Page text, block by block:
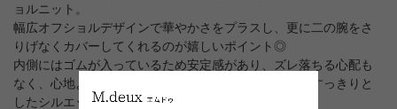
ョルニット。
幅広オフショルデザインで華やかさをプラスし、更に二の腕をさ
りげなくカバーしてくれるのが嬉しいポイント◎
内側にはゴムが入っているため安定感があり、ズレ落ちる心配も
なく、心地よいフィット感のあるリブニット素材で、すっきりと
したシルエットを演出します。